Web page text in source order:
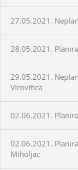
27.05.2021.
28.05.2021.
29.05.2021.
Virovitica
02.06.2021.
02.06.2021.
Miholjac